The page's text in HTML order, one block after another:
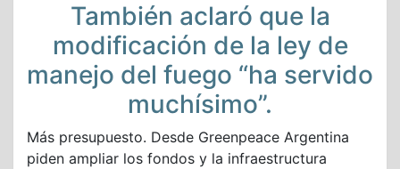
También aclaró que la
modificación de la ley de
manejo del fuego “ha servido
muchísimo”.
Más presupuesto. Desde Greenpeace Argentina
piden ampliar los fondos y la infraestructura